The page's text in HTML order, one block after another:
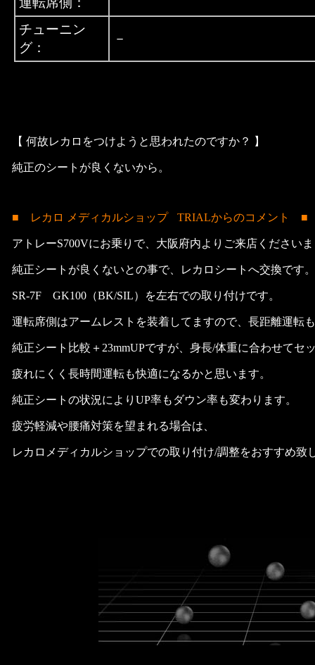
チューニン
グ：
－
【 何故レカロをつけようと思われたのですか？ 】
純正のシートが良くないから。
■ レカロ メディカルショップ TRIALからのコメント ■
アトレーS700Vにお乗りで、大阪府内よりご来店ください
純正シートが良くないとの事で、レカロシートへ交換です。
SR-7F GK100（BK/SIL）を左右での取り付けです。
運転席側はアームレストを装着してますので、長距離運転
純正シート比較＋23mmUPですが、身長/体重に合わせてセ
疲れにくく長時間運転も快適になるかと思います。
純正シートの状況によりUP率もダウン率も変わります。
疲労軽減や腰痛対策を望まれる場合は、
レカロメディカルショップでの取り付け/調整をおすすめ致